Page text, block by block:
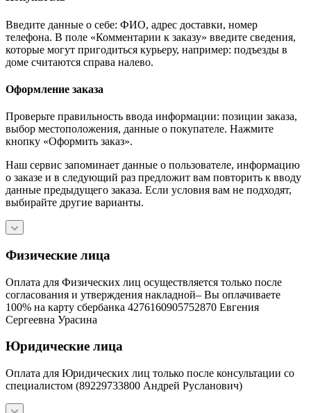
Введите данные о себе: ФИО, адрес доставки, номер
телефона. В поле «Комментарии к заказу» введите сведения,
которые могут пригодиться курьеру, например: подъезды в
доме считаются справа налево.
Оформление заказа
Проверьте правильность ввода информации: позиции заказа,
выбор местоположения, данные о покупателе. Нажмите
кнопку «Оформить заказ».
Наш сервис запоминает данные о пользователе, информацию
о заказе и в следующий раз предложит вам повторить к вводу
данные предыдущего заказа. Если условия вам не подходят,
выбирайте другие варианты.
Физические лица
Оплата для Физических лиц осуществляется только после
согласования и утверждения накладной– Вы оплачиваете
100% на карту сбербанка 4276160905752870 Евгения
Сергеевна Урасина
Юридические лица
Оплата для Юридических лиц только после консультации со
специалистом (89229733800 Андрей Русланович)